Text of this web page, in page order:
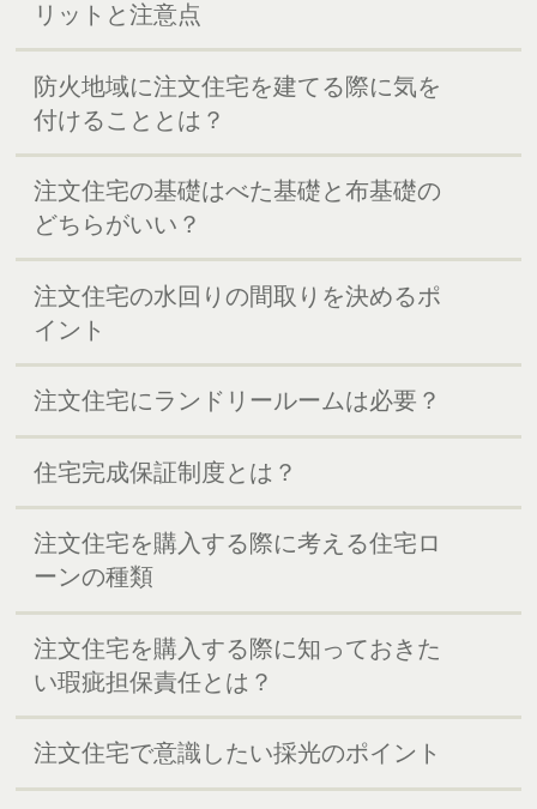
リットと注意点
防火地域に注文住宅を建てる際に気を
付けることとは？
注文住宅の基礎はべた基礎と布基礎の
どちらがいい？
注文住宅の水回りの間取りを決めるポ
イント
注文住宅にランドリールームは必要？
住宅完成保証制度とは？
注文住宅を購入する際に考える住宅ロ
ーンの種類
注文住宅を購入する際に知っておきた
い瑕疵担保責任とは？
注文住宅で意識したい採光のポイント